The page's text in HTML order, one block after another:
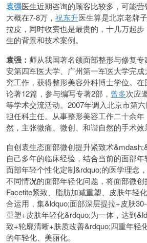
袁强医生近期咨询的顾客比较多，可能
大概在7-8万， 祝东升医生算是北京老牌
拉皮，同时收费也是最贵的，十几万起
生的背景和技术案例。
袁强： 师从我国著名颌面部整形与修复专
安第四军医大学、广州第一军医大学完
究工作，获得整形美容外科博士学位。
论著12篇，参与编写专著2部， 曾多次应
等学术交流活动。2007年调入北京市第
担任科主任。从事整形美容工作二十余
然，主张微痛、微创、和谐自然的手术效
自创袁生态面部微创提升紧致术
自己多年的临床经验，结合当前的面部
面部年轻个性化定制&rdquo;的医学理念
不同情况的面部年轻化问题，将面部微
Facetite紧致、脂肪加减重塑、皮肤年轻
合运用，集&ldquo;面部深层提拉+皮肤
重塑+皮肤年轻化&rdquo;为一体，达到
致+轮廓清晰+肤质改善&rdquo;四重年轻
的年轻化、美丽化。